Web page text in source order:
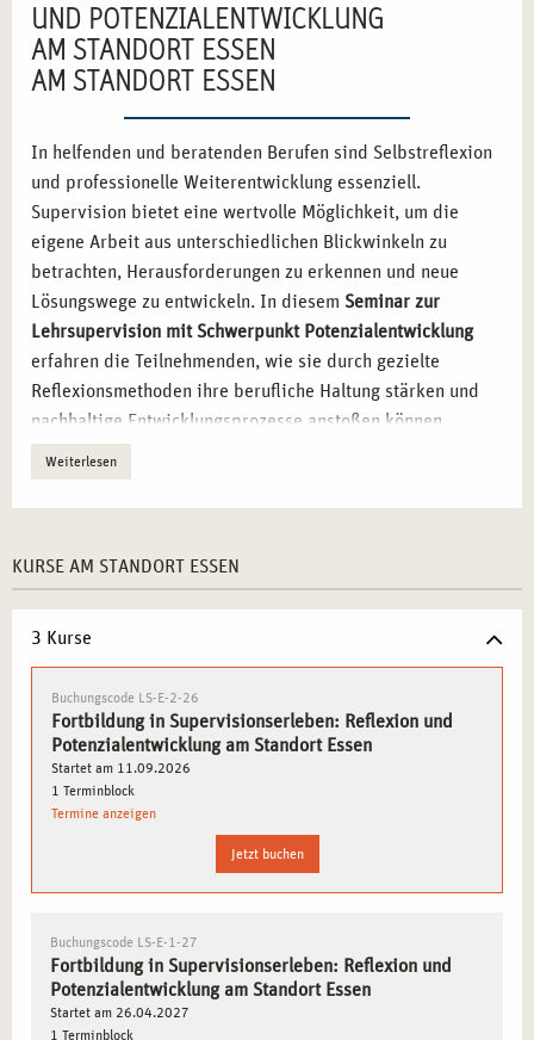
UND POTENZIALENTWICKLUNG
AM STANDORT ESSEN
AM STANDORT ESSEN
In helfenden und beratenden Berufen sind Selbstreflexion
und professionelle Weiterentwicklung essenziell.
Supervision bietet eine wertvolle Möglichkeit, um die
eigene Arbeit aus unterschiedlichen Blickwinkeln zu
betrachten, Herausforderungen zu erkennen und neue
Lösungswege zu entwickeln. In diesem Seminar zur
Lehrsupervision mit Schwerpunkt Potenzialentwicklung
erfahren die Teilnehmenden, wie sie durch gezielte
Reflexionsmethoden ihre berufliche Haltung stärken und
nachhaltige Entwicklungsprozesse anstoßen können.
Berufliche Identität bewusst reflektieren
Stärken und Entwicklungsmöglichkeiten erkennen.
Konstruktives Feedback in professionellen Kontexten
anwenden– Kollegiale Beratung als unterstützende
Ressource erleben.
Berufsfeldern entwickeln– Strategien zur gesunden
Balance im Arbeitsalltag.
Potenziale durch systematische Reflexion freisetzen–
beruflicher Kompetenzen.
WIE SUPERVISION IN DER PRAXIS WIRKSAM
Weiterlesen
KURSE AM STANDORT ESSEN
3 Kurse
Buchungscode LS-E-2-26
Fortbildung in Supervisionserleben: Reflexion und
Potenzialentwicklung am Standort Essen
Startet am 11.09.2026
1 Terminblock
Termine anzeigen
Jetzt buchen
Buchungscode LS-E-1-27
Fortbildung in Supervisionserleben: Reflexion und
Potenzialentwicklung am Standort Essen
Startet am 26.04.2027
1 Terminblock